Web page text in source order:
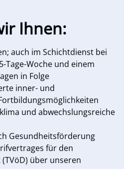
Ihnen:
auch im Schichtdienst bei
Tage-Woche und einem
in Folge
inner- und
und abwechslungsreiche
Gesundheitsförderung
für den
über unseren